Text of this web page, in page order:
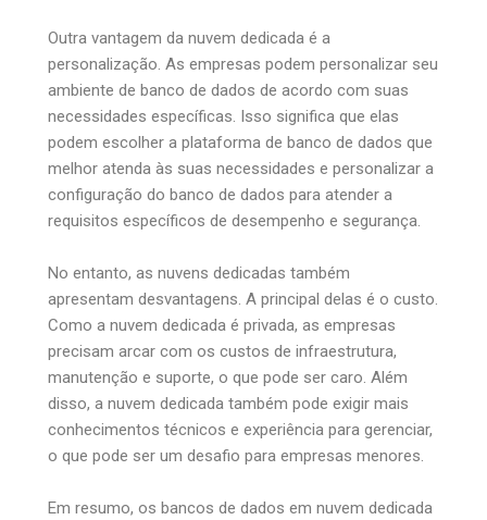
Outra vantagem da nuvem dedicada é a
personalização. As empresas podem personalizar seu
ambiente de banco de dados de acordo com suas
necessidades específicas. Isso significa que elas
podem escolher a plataforma de banco de dados que
melhor atenda às suas necessidades e personalizar a
configuração do banco de dados para atender a
requisitos específicos de desempenho e segurança.
No entanto, as nuvens dedicadas também
apresentam desvantagens. A principal delas é o custo.
Como a nuvem dedicada é privada, as empresas
precisam arcar com os custos de infraestrutura,
manutenção e suporte, o que pode ser caro. Além
disso, a nuvem dedicada também pode exigir mais
conhecimentos técnicos e experiência para gerenciar,
o que pode ser um desafio para empresas menores.
Em resumo, os bancos de dados em nuvem dedicada